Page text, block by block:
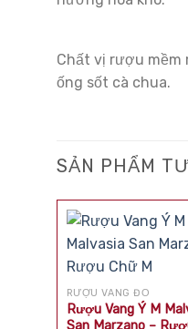
Chất vị rượu mềm
ống sốt cà chua.
SẢN PHẨM
RƯỢU VANG ĐỎ
Rượu Vang Ý M
San Marzano –